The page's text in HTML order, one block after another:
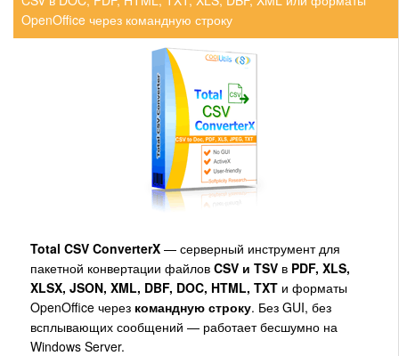
OpenOffice через командную строку
Total CSV ConverterX — серверный инструмент для
пакетной конвертации файловCSV и TSV в PDF, XLS,
XLSX, JSON, XML, DBF, DOC, HTML, TXT и форматы
OpenOffice через командную строку. Без GUI, без
всплывающих сообщений — работает бесшумно на
Windows Server.